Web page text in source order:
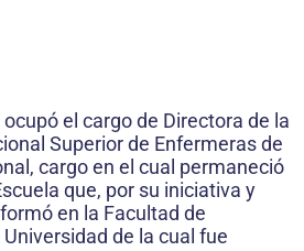
el cargo de Directora de la
Superior de Enfermeras de
cargo en el cual permaneció
que, por su iniciativa y
en la Facultad de
de la cual fue